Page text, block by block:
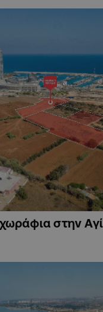
χωράφια στην